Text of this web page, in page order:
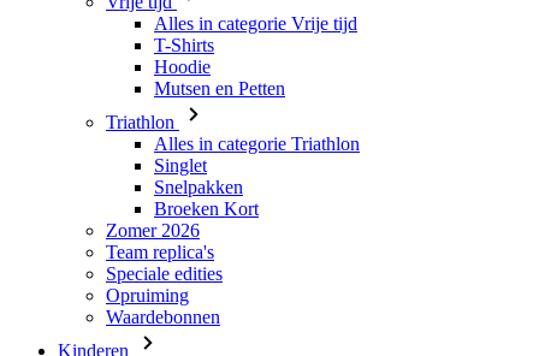
Triathlon
Alles in categorie Triathlon
Singlet
Snelpakken
Broeken Kort
Zomer 2026
Team replica's
Speciale edities
Opruiming
Waardebonnen
Kinderen
Alles in categorie Kinderen
Fietsen
Alles in categorie Fietsen